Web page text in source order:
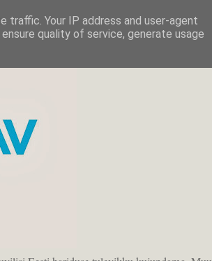
traffic. Your IP address and user-agent
quality of service, generate usage